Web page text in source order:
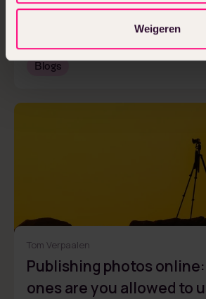
Weigeren
Blogs
Tom Verpaalen
Publishing photos
ones are you allowed to